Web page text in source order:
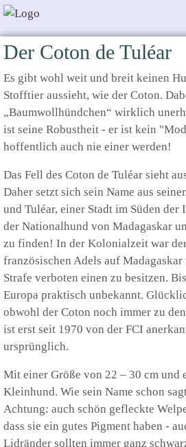
Der Coton de Tuléar
Es gibt wohl weit und breit keinen
Stofftier aussieht, wie der Coton.
„Baumwollhündchen“ wirklich
ist seine Robustheit - er ist kein
hoffentlich auch nie einer werden!
Das Fell des Coton de Tuléar sieht
Daher setzt sich sein Name aus
und Tuléar, einer Stadt im Süden der
der Nationalhund von Madagaskar
zu finden! In der Kolonialzeit war
französischen Adels auf
Strafe verboten einen zu besitzen.
Europa praktisch unbekannt.
obwohl der Coton noch immer zu
ist erst seit 1970 von der FCI
ursprünglich.
Mit einer Größe von 22 – 30 cm und
Kleinhund. Wie sein Name schon
Achtung: auch schön gefleckte
dass sie ein gutes Pigment haben -
Lidränder sollten immer ganz